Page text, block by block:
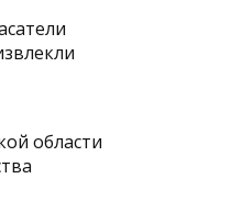
области